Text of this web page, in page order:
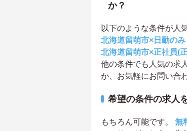
か？
以下のような条件が人
北海道留萌市×日勤のみ
北海道留萌市×正社員(
他の条件でも人気の求
か、お気軽にお問い合
希望の条件の求人
もちろん可能です。 無